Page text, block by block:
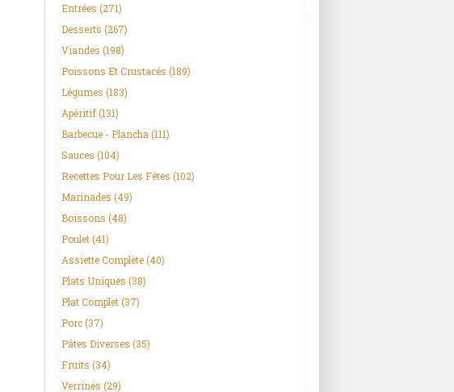
Entrées (271)
Desserts (267)
Viandes (198)
Poissons Et Crustacés (189)
Légumes (183)
Apéritif(131)
Barbecue - Plancha (111)
Sauces (104)
Recettes Pour Les Fêtes (102)
Marinades (49)
Boissons (48)
Poulet(41)
Assiette Complète(40)
Plats Uniques (38)
Plat Complet(37)
Porc(37)
Pâtes Diverses (35)
Fruits (34)
Verrines (29)